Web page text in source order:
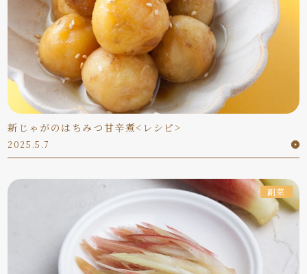
新じゃがのはちみつ甘辛煮<レシピ>
2025.5.7
副菜